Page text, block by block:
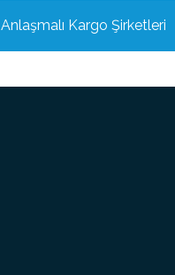
Anlaşmalı Kargo Şirketleri